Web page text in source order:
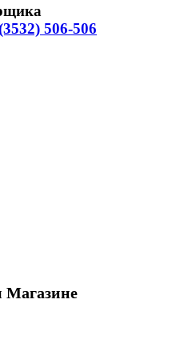
506-506